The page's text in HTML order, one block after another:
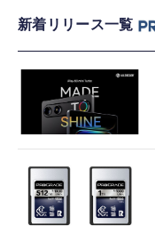
新着リリース一覧